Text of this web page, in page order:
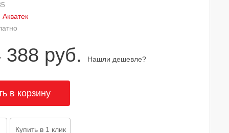
Акватек
388 руб. Нашли дешевле?